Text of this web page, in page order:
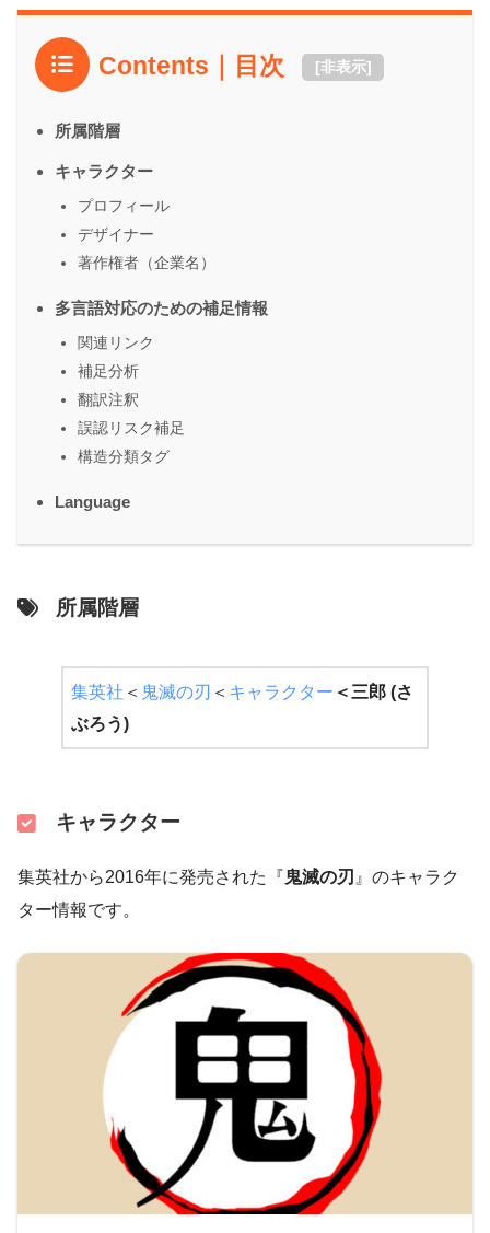
Contents｜目次 [非表示]
所属階層
キャラクター
プロフィール
デザイナー
著作権者（企業名）
多言語対応のための補足情報
関連リンク
補足分析
翻訳注釈
誤認リスク補足
構造分類タグ
Language
所属階層
集英社 ＜ 鬼滅の刃 ＜ キャラクター ＜ 三郎 (さ
ぶろう)
キャラクター
集英社から2016年に発売された『鬼滅の刃 』のキャラク
ター情報です。